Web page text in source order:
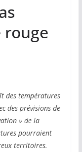
rouge
des températures
des prévisions de
» de la
pourraient
territoires.